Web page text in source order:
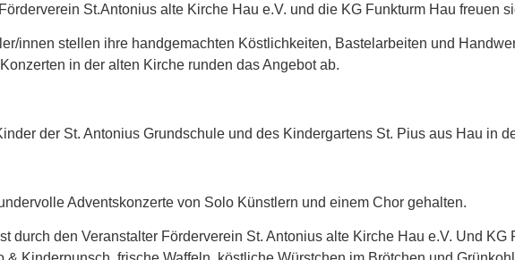
St.Antonius alte Kirche Hau e.V. und die KG Funkturm Hau freuen
innen stellen ihre handgemachten Köstlichkeiten, Bastelarbeiten und
in der alten Kirche runden das Angebot ab.
der St. Antonius Grundschule und des Kindergartens St. Pius aus Hau in
Adventskonzerte von Solo Künstlern und einem Chor gehalten.
durch den Veranstalter Förderverein St. Antonius alte Kirche Hau e.V. Und